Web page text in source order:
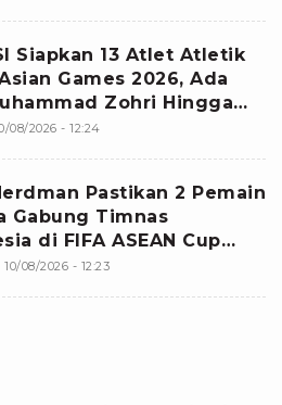
Siapkan 13 Atlet Atletik
Games 2026, Ada
Zohri Hingga
08/2026 - 12:24
Pastikan 2 Pemain
Gabung Timnas
di FIFA ASEAN Cup
10/08/2026 - 12:23